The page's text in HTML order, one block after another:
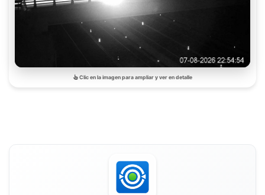
Clic en la imagen para ampliar y ver en detalle